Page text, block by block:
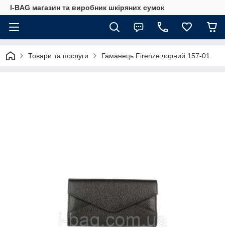
I-BAG магазин та виробник шкіряних сумок
Товари та послуги Гаманець Firenze чорний 157-01